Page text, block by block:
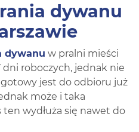
dywanu
dywanu w pralni mieści
dni roboczych, jednak nie
jest do odbioru już
może i taka
wydłuża się nawet do